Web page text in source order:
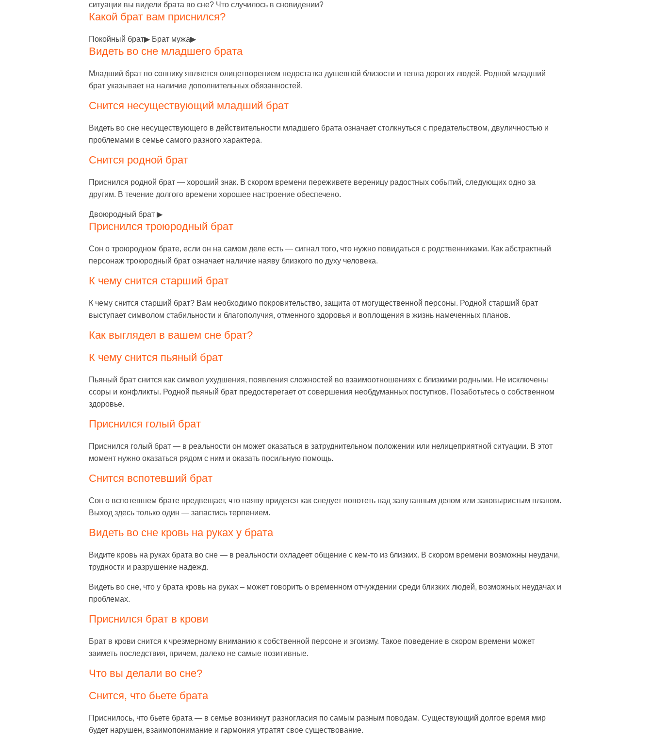
ситуации вы видели брата во сне? Что случилось в сновидении?
Какой брат вам приснился?
Покойный брат▶ Брат мужа▶
Видеть во сне младшего брата
Младший брат по соннику является олицетворением недостатка душевной близости и тепла дорогих людей. Родной младший
брат указывает на наличие дополнительных обязанностей.
Снится несуществующий младший брат
Видеть во сне несуществующего в действительности младшего брата означает столкнуться с предательством, двуличностью и
проблемами в семье самого разного характера.
Снится родной брат
Приснился родной брат — хороший знак. В скором времени переживете вереницу радостных событий, следующих одно за
другим. В течение долгого времени хорошее настроение обеспечено.
Двоюродный брат ▶
Приснился троюродный брат
Сон о троюродном брате, если он на самом деле есть — сигнал того, что нужно повидаться с родственниками. Как абстрактный
персонаж троюродный брат означает наличие наяву близкого по духу человека.
К чему снится старший брат
К чему снится старший брат? Вам необходимо покровительство, защита от могущественной персоны. Родной старший брат
выступает символом стабильности и благополучия, отменного здоровья и воплощения в жизнь намеченных планов.
Как выглядел в вашем сне брат?
К чему снится пьяный брат
Пьяный брат снится как символ ухудшения, появления сложностей во взаимоотношениях с близкими родными. Не исключены
ссоры и конфликты. Родной пьяный брат предостерегает от совершения необдуманных поступков. Позаботьтесь о собственном
здоровье.
Приснился голый брат
Приснился голый брат — в реальности он может оказаться в затруднительном положении или нелицеприятной ситуации. В этот
момент нужно оказаться рядом с ним и оказать посильную помощь.
Снится вспотевший брат
Сон о вспотевшем брате предвещает, что наяву придется как следует попотеть над запутанным делом или заковыристым планом.
Выход здесь только один — запастись терпением.
Видеть во сне кровь на руках у брата
Видите кровь на руках брата во сне — в реальности охладеет общение с кем-то из близких. В скором времени возможны неудачи,
трудности и разрушение надежд.
Видеть во сне, что у брата кровь на руках – может говорить о временном отчуждении среди близких людей, возможных неудачах и
проблемах.
Приснился брат в крови
Брат в крови снится к чрезмерному вниманию к собственной персоне и эгоизму. Такое поведение в скором времени может
заиметь последствия, причем, далеко не самые позитивные.
Что вы делали во сне?
Снится, что бьете брата
Приснилось, что бьете брата — в семье возникнут разногласия по самым разным поводам. Существующий долгое время мир
будет нарушен, взаимопонимание и гармония утратят свое существование.